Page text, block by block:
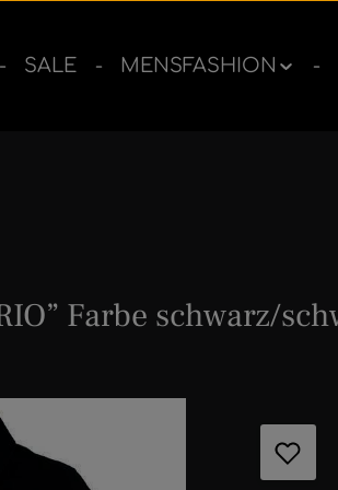
SALE MENSFASHION
Farbe schwarz/